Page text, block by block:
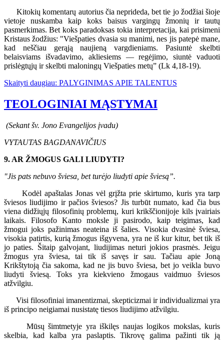
Kitokių komentarų autorius čia neprideda, bet tie jo žodžiai šioje
vietoje nuskamba kaip koks baisus vargingų žmonių ir tautų
pasmerkimas. Bet koks paradoksas tokia interpretacija, kai prisimeni
Kristaus žodžius: "Viešpaties dvasia su manimi, nes jis patepė mane,
kad neščiau gerąją naujieną vargdieniams. Pasiuntė skelbti
belaisviams išvadavimo, akliesiems — regėjimo, siuntė vaduoti
prislėgtųjų ir skelbti maloningų Viešpaties metų” (Lk 4,18-19).
Skaityti daugiau: PALYGINIMAS APIE TALENTUS
TEOLOGINIAI MĄSTYMAI
(Sekant šv. Jono Evangelijos įvadu)
VYTAUTAS BAGDANAVIČIUS
9. AR ŽMOGUS GALI LIUDYTI?
"Jis pats nebuvo šviesa, bet turėjo liudyti apie šviesą”.
Kodėl apaštalas Jonas vėl grįžta prie skirtumo, kuris yra tarp
šviesos liudijimo ir pačios šviesos? Jis turbūt numato, kad čia bus
viena didžiųjų filosofinių problemų, kuri krikščionijoje kils įvairiais
laikais. Filosofo Kanto moksle ji pasirodo, kaip teigimas, kad
žmogui joks pažinimas neateina iš šalies. Visokia dvasinė šviesa,
visokia patirtis, kurią žmogus išgyvena, yra ne iš kur kitur, bet tik iš
jo paties. Šitaip galvojant, liudijimas neturi jokios prasmės. Jeigu
žmogus yra šviesa, tai tik iš savęs ir sau. Tačiau apie Joną
Krikštytoją čia sakoma, kad ne jis buvo šviesa, bet jo veikla buvo
liudyti šviesą. Toks yra kiekvieno žmogaus vaidmuo šviesos
atžvilgiu.
Visi filosofiniai imanentizmai, skepticizmai ir individualizmai yra
iš principo neigiamai nusistatę tiesos liudijimo atžvilgiu.
Mūsų šimtmetyje yra iškilęs naujas logikos mokslas, kuris
skelbia, kad kalba yra paslaptis. Tikrovę galima pažinti tik ją